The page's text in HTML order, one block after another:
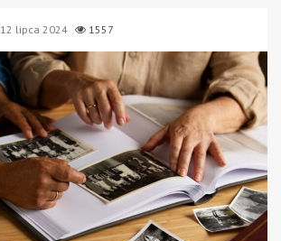
12 lipca 2024 1557